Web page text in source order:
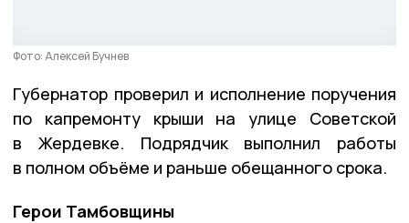
Фото: Алексей Бучнев
Губернатор проверил и исполнение поручения
по капремонту крыши на улице Советской
в Жердевке. Подрядчик выполнил работы
в полном объёме и раньше обещанного срока.
Герои Тамбовщины